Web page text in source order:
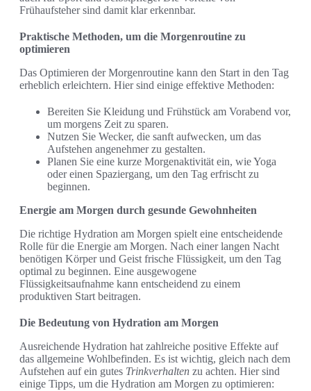
Frühaufsteher sind damit klar erkennbar.
Praktische Methoden, um die Morgenroutine zu
optimieren
Das Optimieren der Morgenroutine kann den Start in den Tag
erheblich erleichtern. Hier sind einige effektive Methoden:
Bereiten Sie Kleidung und Frühstück am Vorabend vor,
um morgens Zeit zu sparen.
Nutzen Sie Wecker, die sanft aufwecken, um das
Aufstehen angenehmer zu gestalten.
Planen Sie eine kurze Morgenaktivität ein, wie Yoga
oder einen Spaziergang, um den Tag erfrischt zu
beginnen.
Energie am Morgen durch gesunde Gewohnheiten
Die richtige Hydration am Morgen spielt eine entscheidende
Rolle für die Energie am Morgen. Nach einer langen Nacht
benötigen Körper und Geist frische Flüssigkeit, um den Tag
optimal zu beginnen. Eine ausgewogene
Flüssigkeitsaufnahme kann entscheidend zu einem
produktiven Start beitragen.
Die Bedeutung von Hydration am Morgen
Ausreichende Hydration hat zahlreiche positive Effekte auf
das allgemeine Wohlbefinden. Es ist wichtig, gleich nach dem
Aufstehen auf ein gutes Trinkverhalten zu achten. Hier sind
einige Tipps, um die Hydration am Morgen zu optimieren: